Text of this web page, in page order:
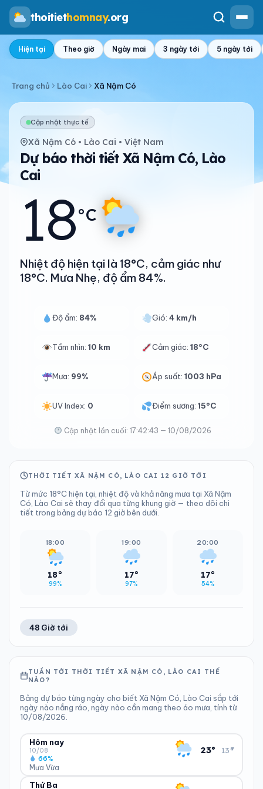
thoitiethomnay.org
Hiện tại Theo giờ Ngày mai 3 ngày tới 5 ngày tới
Trang chủ Lào Cai Xã Nậm Có
Cập nhật thực tế
Xã Nậm Có • Lào Cai • Việt Nam
Dự báo thời tiết Xã Nậm Có, Lào
Cai
18°C
Nhiệt độ hiện tại là 18°C, cảm giác như
18°C. Mưa Nhẹ, độ ẩm 84%.
Độ ẩm: 84% Gió:4 km/h
Tầm nhìn: 10 km Cảm giác:18°C
Mưa: 99% Áp suất:1003 hPa
UV Index: 0 Điểm sương:15°C
Cập nhật lần cuối: 17:42:43 — 10/08/2026
THỜI TIẾT XÃ NẬM CÓ, LÀO CAI 12 GIỜ TỚI
Từ mức 18°C hiện tại, nhiệt độ và khả năng mưa tại Xã Nậm
Có, Lào Cai sẽ thay đổi qua từng khung giờ — theo dõi chi
tiết trong bảng dự báo 12 giờ bên dưới.
18:00
18°
99%
19:00
17°
97%
20:00
17°
54%
48 Giờ tới
TUẦN TỚI THỜI TIẾT XÃ NẬM CÓ, LÀO CAI THẾ
NÀO?
Bảng dự báo từng ngày cho biết Xã Nậm Có, Lào Cai sắp tới
ngày nào nắng ráo, ngày nào cần mang theo áo mưa, tính từ
10/08/2026.
Hôm nay
10/08
Mưa Vừa
66%
23° 13°
▾
ĐỘ ẨM
Thứ Ba